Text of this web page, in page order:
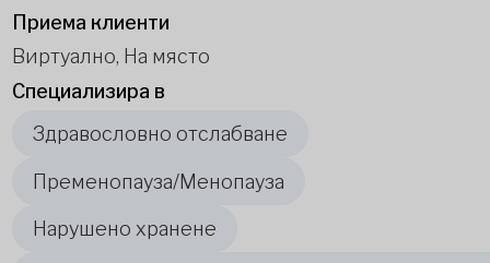
Приема клиенти
Виртуално, На място
Специализира в
Здравословно отслабване
Пременопауза/Менопауза
Нарушено хранене